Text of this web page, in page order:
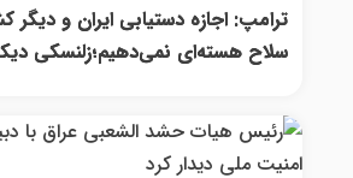
ترامپ: اجازه دستیابی ایران و دیگر
سلاح هسته‌ای نمی‌دهیم؛زلنسکی